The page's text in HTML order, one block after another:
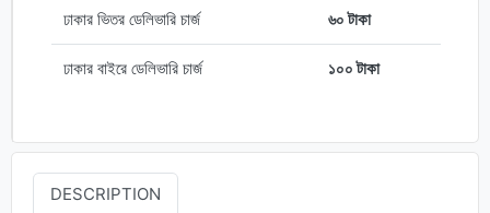
ঢাকার ভিতর ডেলিভারি চার্জ ৬০ টাকা
ঢাকার বাইরে ডেলিভারি চার্জ ১০০ টাকা
DESCRIPTION